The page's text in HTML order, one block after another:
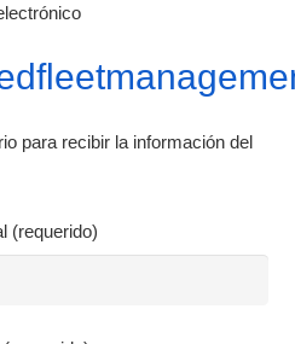
para recibir la información del
(requerido)